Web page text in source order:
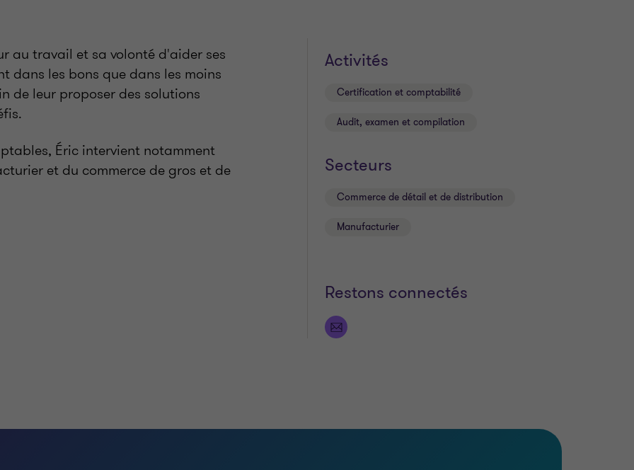
au travail et sa volonté d'aider ses
dans les bons que dans les moins
de leur proposer des solutions
Éric intervient notamment
et du commerce de gros et de
Activités
Certification et comptabilité
Audit, examen et compilation
Secteurs
Commerce de détail et de distribution
Manufacturier
Restons connectés